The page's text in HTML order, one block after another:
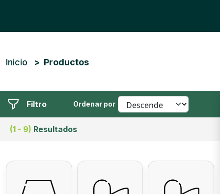
Ruta de navegación
Inicio Productos
Filtro
(1 - 9) Resultados
Ordenar por